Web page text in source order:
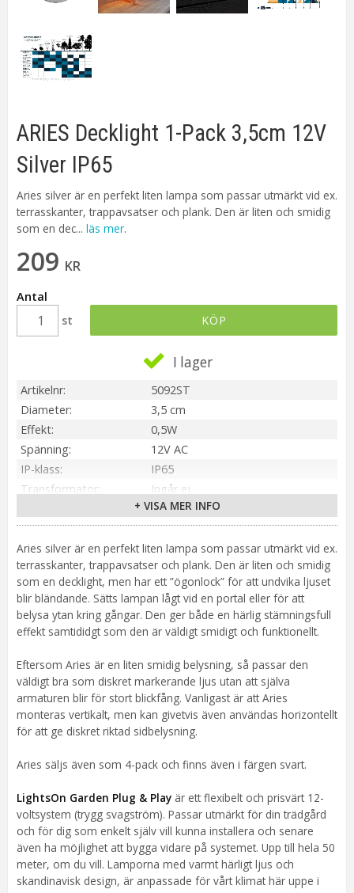
ARIES Decklight 1-Pack 3,5cm 12V
Silver IP65
Aries silver är en perfekt liten lampa som passar utmärkt vid ex.
terrasskanter, trappavsatser och plank. Den är liten och smidig
som en dec... läs mer.
209 KR
Antal
st
KÖP
I lager
Artikelnr
5092ST
Diameter
3,5 cm
Effekt
0,5W
Spänning
12V AC
IP-klass
IP65
Transformator
Ingår ej
Galvaniserad
Sockel
Integrerad LED
Ljusfärg
Varmvit (3000K)
Lumen
10 lm lm
Spridningsgrad
Bred spridning (90°)
Håldiameter
Ø22-24 mm
Kabellängd
70
Anpassad för
Utomhus
Tillverkare
LightsOn AB
+ VISA MER INFO
Aries silver är en perfekt liten lampa som passar utmärkt vid ex.
terrasskanter, trappavsatser och plank. Den är liten och smidig
som en decklight, men har ett ”ögonlock” för att undvika ljuset
blir bländande. Sätts lampan lågt vid en portal eller för att
belysa ytan kring gångar. Den ger både en härlig stämningsfull
effekt samtididgt som den är väldigt smidigt och funktionellt.
Eftersom Aries är en liten smidig belysning, så passar den
väldigt bra som diskret markerande ljus utan att själva
armaturen blir för stort blickfång. Vanligast är att Aries
monteras vertikalt, men kan givetvis även användas horizontellt
för att ge diskret riktad sidbelysning.
Aries säljs även som 4-pack och finns även i färgen svart.
LightsOn Garden Plug & Playär ett flexibelt och prisvärt 12-
voltsystem (trygg svagström). Passar utmärkt för din trädgård
och för dig som enkelt själv vill kunna installera och senare
även ha möjlighet att bygga vidare på systemet. Upp till hela 50
meter, om du vill. Lamporna med varmt härligt ljus och
skandinavisk design, är anpassade för vårt klimat här uppe i